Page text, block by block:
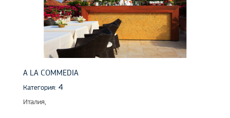
A LA COMMEDIA
Категория: 4
Италия,